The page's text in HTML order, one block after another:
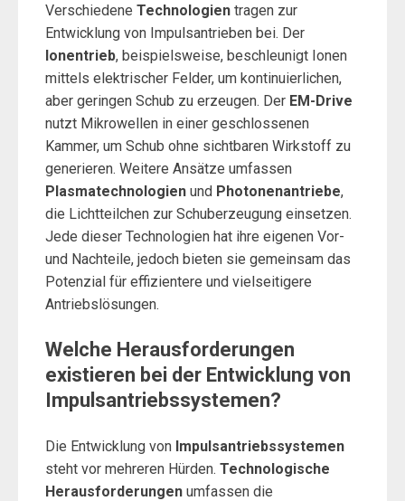
Verschiedene Technologien tragen zur
Entwicklung von Impulsantrieben bei. Der
Ionentrieb, beispielsweise, beschleunigt Ionen
mittels elektrischer Felder, um kontinuierlichen,
aber geringen Schub zu erzeugen. Der EM-Drive
nutzt Mikrowellen in einer geschlossenen
Kammer, um Schub ohne sichtbaren Wirkstoff zu
generieren. Weitere Ansätze umfassen
Plasmatechnologien und Photonenantriebe,
die Lichtteilchen zur Schuberzeugung einsetzen.
Jede dieser Technologien hat ihre eigenen Vor-
und Nachteile, jedoch bieten sie gemeinsam das
Potenzial für effizientere und vielseitigere
Antriebslösungen.
Welche Herausforderungen
existieren bei der Entwicklung von
Impulsantriebssystemen?
Die Entwicklung von Impulsantriebssystemen
steht vor mehreren Hürden. Technologische
Herausforderungen umfassen die